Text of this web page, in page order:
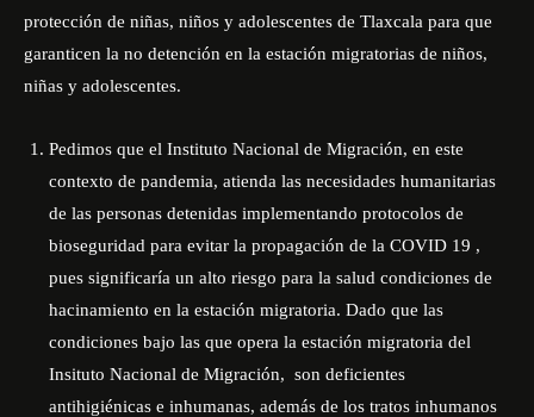
protección de niñas, niños y adolescentes de Tlaxcala para que
garanticen la no detención en la estación migratorias de niños,
niñas y adolescentes.
Pedimos que el Instituto Nacional de Migración, en este
contexto de pandemia, atienda las necesidades humanitarias
de las personas detenidas implementando protocolos de
bioseguridad para evitar la propagación de la COVID 19 ,
pues significaría un alto riesgo para la salud condiciones de
hacinamiento en la estación migratoria. Dado que las
condiciones bajo las que opera la estación migratoria del
Insituto Nacional de Migración, son deficientes
antihigiénicas e inhumanas, además de los tratos inhumanos